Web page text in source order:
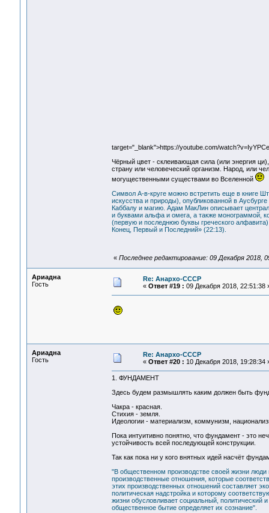
target="_blank">https://youtube.com/
Чёрный цвет - склеивающая сила (или энергия
страну или человеческий организм. Народ, или
могущественными существами во Вселенной
Символ А-в-круге можно встретить еще в книге
искусства и природы), опубликованной в
Каббалу и магию. Адам МакЛин описывает
и буквами альфа и омега, а также монограммой,
(первую и последнюю буквы греческого
Конец, Первый и Последний» (22:13).
« Последнее редактирование: 09 Декабря 2018,
Ариадна
Гость
Re: Анархо-СССР
« Ответ #19 : 09 Декабря 2018, 22:51:38
Ариадна
Гость
Re: Анархо-СССР
« Ответ #20 : 10 Декабря 2018, 19:28:34
1. ФУНДАМЕНТ
Здесь будем размышлять каким должен быть
Чакра - красная.
Стихия - земля.
Идеологии - материализм, коммунизм,
Пока интуитивно понятно, что фундамент - это
устойчивость всей последующей конструкции.
Так как пока ни у кого внятных идей насчёт
"В общественном производстве своей жизни
производственные отношения, которые
этих производственных отношений составляет
политическая надстройка и которому
жизни обусловливает социальный, политический
общественное бытие определяет их сознание".